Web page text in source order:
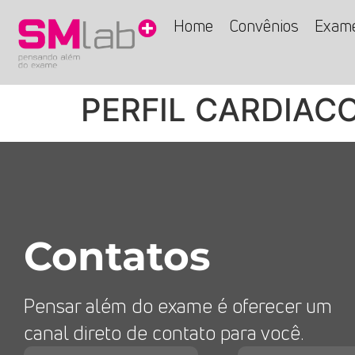
Home Convênios
PERFIL
Contatos
Pensar além do exame é oferecer um
canal direto de contato para você.